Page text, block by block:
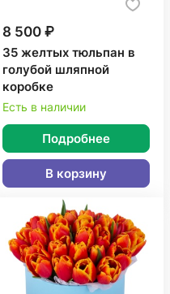
8 500 ₽
35 желтых тюльпан в
голубой шляпной
коробке
Есть в наличии
Подробнее
В корзину